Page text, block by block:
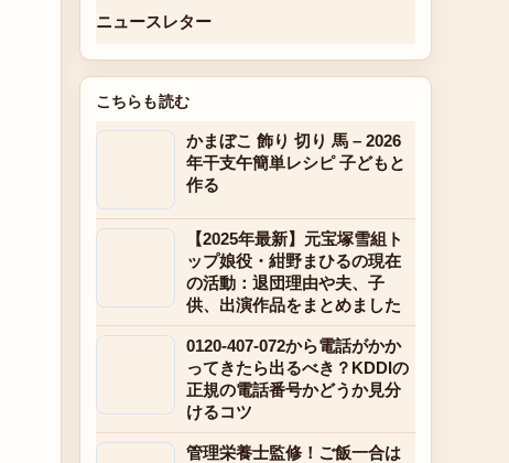
ニュースレター
こちらも読む
かまぼこ 飾り 切り 馬 – 2026
年干支午簡単レシピ 子どもと
作る
【2025年最新】元宝塚雪組ト
ップ娘役・紺野まひるの現在
の活動：退団理由や夫、子
供、出演作品をまとめました
0120-407-072から電話がかか
ってきたら出るべき？KDDIの
正規の電話番号かどうか見分
けるコツ
管理栄養士監修！ご飯一合は